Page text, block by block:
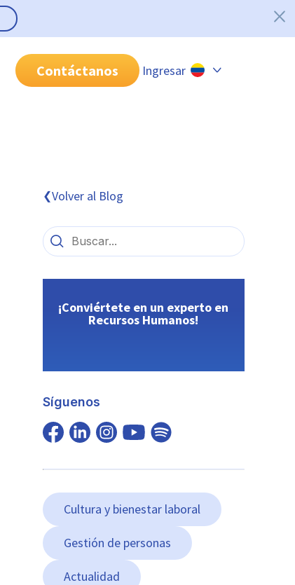
Contáctanos Ingresar
❮Volver al Blog
¡Conviértete en un experto en
Recursos Humanos!
Síguenos
Cultura y bienestar laboral
Gestión de personas
Actualidad